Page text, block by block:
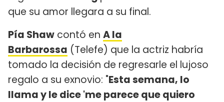
que su amor llegara a su final.
Pía Shaw contó en A la
Barbarossa (Telefe) que la actriz habría
tomado la decisión de regresarle el lujoso
regalo a su exnovio: "Esta semana, lo
llama y le dice 'me parece que quiero